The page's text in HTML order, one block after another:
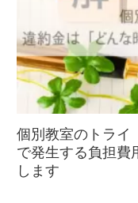
個別教室のトライ
で発生する負担費
します